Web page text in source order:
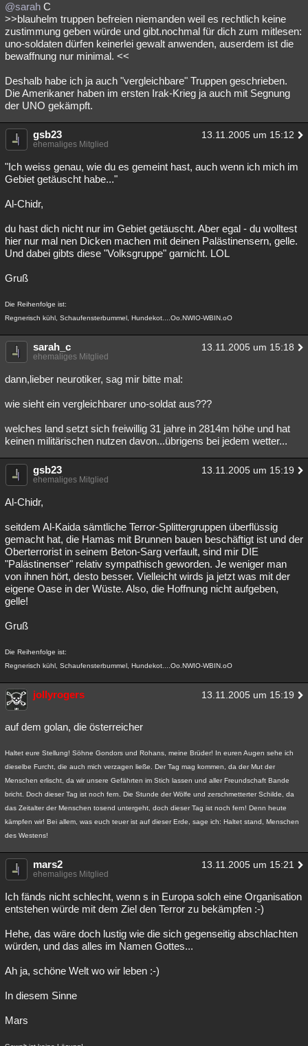
@sarah C
>>blauhelm truppen befreien niemanden weil es rechtlich keine
zustimmung geben würde und gibt.nochmal für dich zum mitlesen:
uno-soldaten dürfen keinerlei gewalt anwenden, auserdem ist die
bewaffnung nur minimal. <<
Deshalb habe ich ja auch "vergleichbare" Truppen geschrieben.
Die Amerikaner haben im ersten Irak-Krieg ja auch mit Segnung
der UNO gekämpft.
gsb23 13.11.2005 um 15:12
ehemaliges Mitglied
"Ich weiss genau, wie du es gemeint hast, auch wenn ich mich im
Gebiet getäuscht habe..."
Al-Chidr,
du hast dich nicht nur im Gebiet getäuscht. Aber egal - du wolltest
hier nur mal nen Dicken machen mit deinen Palästinensern, gelle.
Und dabei gibts diese "Volksgruppe" garnicht. LOL
Gruß
Die Reihenfolge ist:
Regnerisch kühl, Schaufensterbummel, Hundekot....Oo.NWIO-WBIN.oO
sarah_c 13.11.2005 um 15:18
ehemaliges Mitglied
dann,lieber neurotiker, sag mir bitte mal:
wie sieht ein vergleichbarer uno-soldat aus???
welches land setzt sich freiwillig 31 jahre in 2814m höhe und hat
keinen militärischen nutzen davon...übrigens bei jedem wetter...
gsb23 13.11.2005 um 15:19
ehemaliges Mitglied
Al-Chidr,
seitdem Al-Kaida sämtliche Terror-Splittergruppen überflüssig
gemacht hat, die Hamas mit Brunnen bauen beschäftigt ist und der
Oberterrorist in seinem Beton-Sarg verfault, sind mir DIE
"Palästinenser" relativ sympathisch geworden. Je weniger man
von ihnen hört, desto besser. Vielleicht wirds ja jetzt was mit der
eigene Oase in der Wüste. Also, die Hoffnung nicht aufgeben,
gelle!
Gruß
Die Reihenfolge ist:
Regnerisch kühl, Schaufensterbummel, Hundekot....Oo.NWIO-WBIN.oO
jollyrogers 13.11.2005 um 15:19
auf dem golan, die österreicher
Haltet eure Stellung! Söhne Gondors und Rohans, meine Brüder! In euren Augen sehe ich
dieselbe Furcht, die auch mich verzagen ließe. Der Tag mag kommen, da der Mut der
Menschen erlischt, da wir unsere Gefährten im Stich lassen und aller Freundschaft Bande
bricht. Doch dieser Tag ist noch fern. Die Stunde der Wölfe und zerschmetterter Schilde, da
das Zeitalter der Menschen tosend untergeht, doch dieser Tag ist noch fern! Denn heute
kämpfen wir! Bei allem, was euch teuer ist auf dieser Erde, sage ich: Haltet stand, Menschen
des Westens!
mars2 13.11.2005 um 15:21
ehemaliges Mitglied
Ich fänds nicht schlecht, wenn s in Europa solch eine Organisation
entstehen würde mit dem Ziel den Terror zu bekämpfen :-)
Hehe, das wäre doch lustig wie die sich gegenseitig abschlachten
würden, und das alles im Namen Gottes...
Ah ja, schöne Welt wo wir leben :-)
In diesem Sinne
Mars